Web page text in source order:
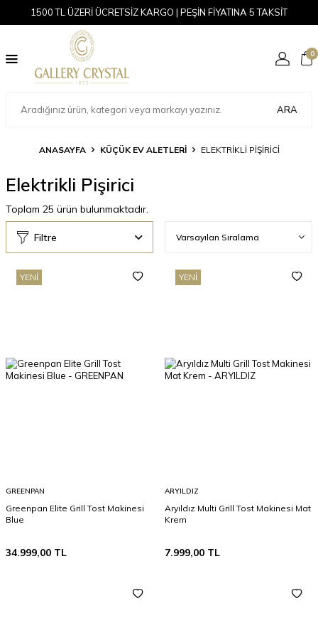
1500 TL ÜZERİ ÜCRETSİZ KARGO | PEŞİN FİYATINA 5 TAKSİT
ARA
0
ANASAYFA KÜÇÜK EV ALETLERI ELEKTRIKLI PIŞIRICI
Elektrikli Pişirici
Toplam 25 ürün bulunmaktadır.
Filtre
YENI
GREENPAN
Greenpan Elite Grill Tost Makinesi
Blue
34.999,00 TL
YENI
ARYILDIZ
Aryıldız Multi Grill Tost Makinesi Mat
Krem
7.999,00 TL